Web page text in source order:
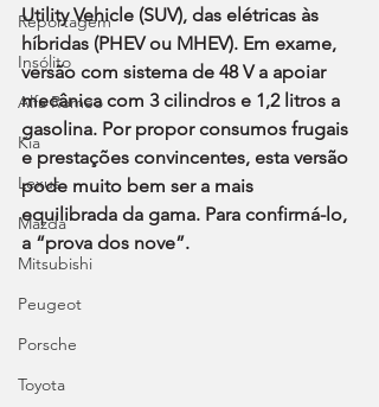
Reportagem
Insólito
Alfa Romeo
Kia
Lexus
Mazda
Mitsubishi
Peugeot
Porsche
Toyota
Utility Vehicle (SUV), das elétricas às
híbridas (PHEV ou MHEV). Em exame,
versão com sistema de 48 V a apoiar
mecânica com 3 cilindros e 1,2 litros a
gasolina. Por propor consumos frugais
e prestações convincentes, esta versão
pode muito bem ser a mais
equilibrada da gama. Para confirmá-lo,
a “prova dos nove”.